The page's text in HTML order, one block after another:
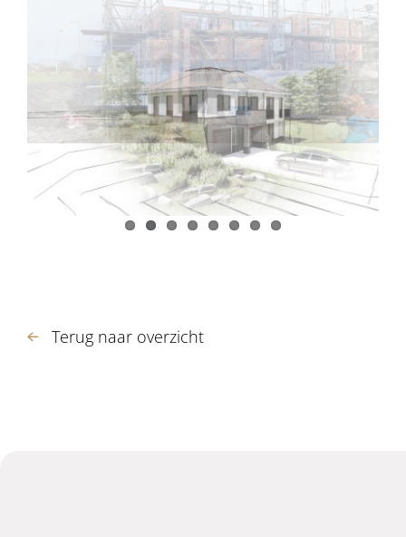
Terug naar overzicht